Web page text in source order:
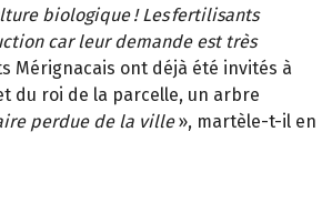
biologique ! Les fertilisants
car leur demande est très
Mérignacais ont déjà été invités à
du roi de la parcelle, un arbre
perdue de la ville », martèle-t-il en